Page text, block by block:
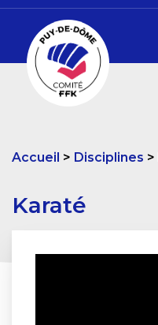
Accueil Disciplines
Karaté